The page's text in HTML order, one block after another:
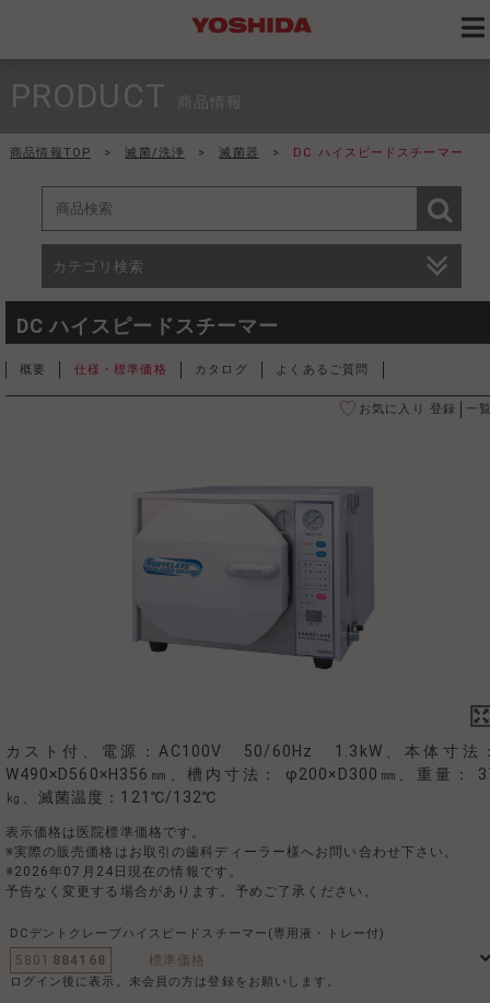
PRODUCT 商品情報
商品情報TOP > 滅菌/洗浄 > 滅菌器 > DC ハイスピードスチーマー
カテゴリ検索
DC ハイスピードスチーマー
概要 仕様・標準価格 カタログ よくあるご質問
お気に入り 登録 一
カスト付、電源：AC100V 50/60Hz 1.3kW、本体寸法
W490×D560×H356㎜、槽内寸法： φ200×D300㎜、重量：
㎏、滅菌温度：121℃/132℃
表示価格は医院標準価格です。
※実際の販売価格はお取引の歯科ディーラー様へお問い合わせ下さい。
※2026年07月24日現在の情報です。
予告なく変更する場合があります。予めご了承ください。
DCデントクレーブハイスピードスチーマー(専用液・トレー付)
5801 884168 標準価格
ログイン後に表示。未会員の方は登録をお願いします。